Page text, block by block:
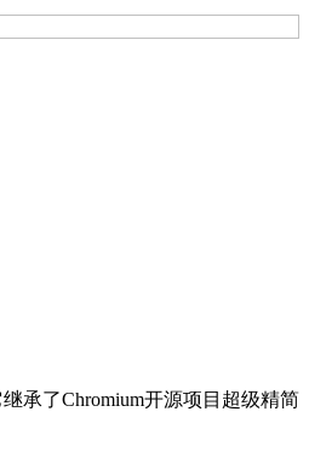
承了Chromium开源项目超级精简